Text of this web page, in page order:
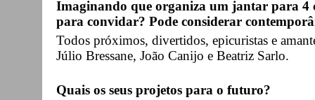
Imaginando que organiza um jantar para 4
para convidar? Pode considerar
Todos próximos, divertidos, epicuristas e
Júlio Bressane, João Canijo e Beatriz Sarlo.
Quais os seus projetos para o futuro?